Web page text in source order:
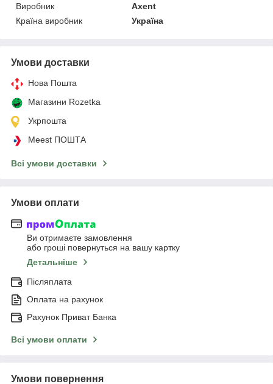
Виробник
Axent
Країна виробник
Україна
Умови доставки
Нова Пошта
Магазини Rozetka
Укрпошта
Meest ПОШТА
Всі умови доставки
Умови оплати
Ви отримаєте замовлення
або гроші повернуться на вашу картку
Детальніше
Післяплата
Оплата на рахунок
Рахунок Приват Банка
Всі умови оплати
Умови повернення